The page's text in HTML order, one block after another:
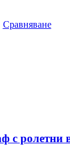
Сравняване
с ролетни